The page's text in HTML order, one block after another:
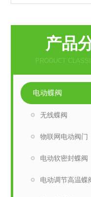
产品
PRODUCT
电动蝶阀
无线蝶阀
物联网电动阀门
电动软密封蝶阀
电动调节高温蝶